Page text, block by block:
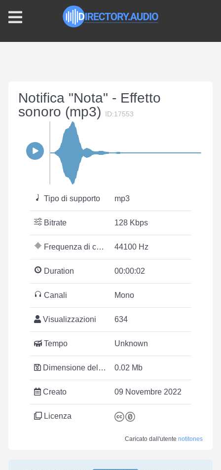
Notifica "Nota" - Effetto
sonoro (mp3)
ID:17553
Tipo di supporto mp3
Bitrate 128 Kbps
Frequenza di campionamento 44100 Hz
Duration 00:00:02
Canali Mono
Visualizzazioni 634
Tempo Unknown
Dimensione del file 0.02 Mb
Creato 09 Novembre 2022
Licenza
Caricato dall'utente notitones